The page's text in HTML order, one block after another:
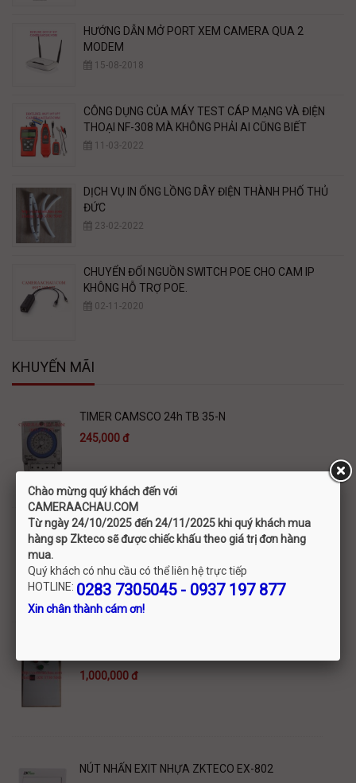
HƯỚNG DẪN MỞ PORT XEM CAMERA QUA 2
MODEM
15-08-2018
CÔNG DỤNG CỦA MÁY TEST CÁP MẠNG VÀ ĐIỆN
THOẠI NF-308 MÀ KHÔNG PHẢI AI CŨNG BIẾT
11-03-2022
DỊCH VỤ IN ỐNG LỒNG DÂY ĐIỆN THÀNH PHỐ THỦ
ĐỨC
23-02-2022
CHUYỂN ĐỔI NGUỒN SWITCH POE CHO CAM IP
KHÔNG HỖ TRỢ POE.
02-11-2020
KHUYẾN MÃI
TIMER CAMSCO 24h TB 35-N
245,000 đ
TỦ ĐIỆN HẸN GIỜ BẰNG NHỰA 200x200 GIỜ PHÚT
1,000,000 đ
NÚT NHẤN EXIT NHỰA ZKTECO EX-802
Chào mừng quý khách đến với
CAMERAACHAU.COM
Từ ngày 24/10/2025 đến 24/11/2025 khi quý khách mua
hàng sp Zkteco sẽ được chiếc khấu theo giá trị đơn hàng
mua.
Quý khách có nhu cầu có thể liên hệ trực tiếp
HOTLINE: 0283 7305045 - 0937 197 877
Xin chân thành cám ơn!